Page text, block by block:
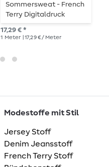
Sommersweat - French
Terry Digitaldruck
Löwengesichter Khaki
17,29 € *
1 Meter | 17,29 € / Meter
Modestoffe mit Stil
Jersey Stoff
Denim Jeansstoff
French Terry Stoff